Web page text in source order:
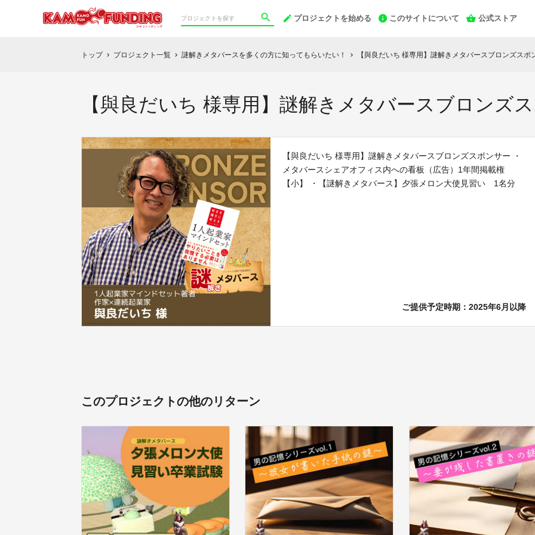
プロジェクトを始める このサイトについて 公式ストア
トップ chevron_right プロジェクト一覧 chevron_right 謎解きメタバースを多くの方に知ってもらいたい！ chevron_right 【與良だいち 様専用】謎解きメタバースブロンズスポ
【與良だいち 様専用】謎解きメタバースブロンズ
【與良だいち 様専用】謎解きメタバースブロンズスポンサー ・
メタバースシェアオフィス内への看板（広告）1年間掲載権
【小】 ・【謎解きメタバース】夕張メロン大使見習い 1名分
ご提供予定時期：2025年6月以降
このプロジェクトの他のリターン